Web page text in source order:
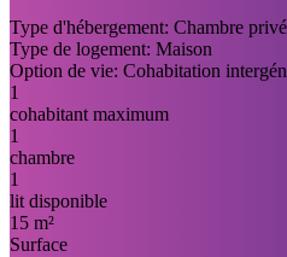
Type d'hébergement: Chambre
Type de logement: Maison
Option de vie: Cohabitation
1
cohabitant maximum
1
chambre
1
lit disponible
15 m²
Surface